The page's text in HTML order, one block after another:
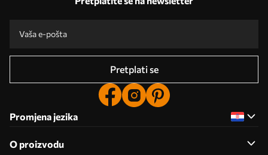
Pretplati se
Promjena jezika
O proizvodu